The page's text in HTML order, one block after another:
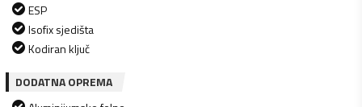
ESP
Isofix sjedišta
Kodiran ključ
DODATNA OPREMA